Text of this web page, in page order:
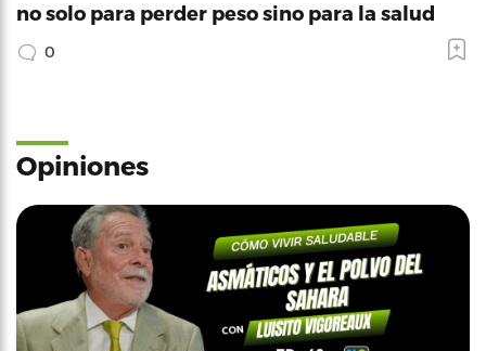
no solo para perder peso sino para la salud
0
Opiniones